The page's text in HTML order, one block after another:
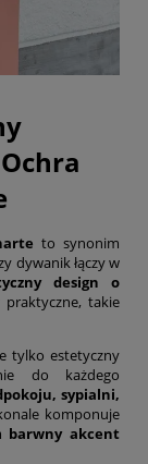
to synonim
dywanik łączy w
design o
takie
tylko estetyczny
do każdego
sypialni,
komponuje
barwny akcent